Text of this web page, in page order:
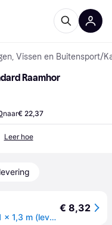
Vissen en Buitensport/
Raamhor
naar€ 22,37
Leer hoe
TESA Standard raamhor zwart 1,1 x 1,3 m (levertijd 8 werkdagen)
€ 8,32